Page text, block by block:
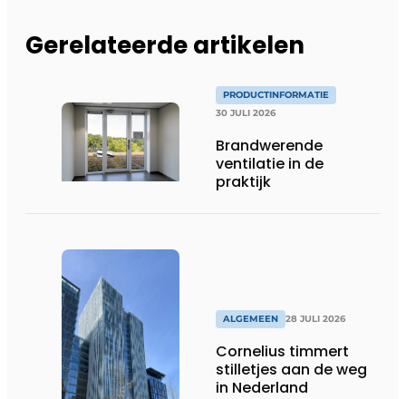
Gerelateerde artikelen
PRODUCTINFORMATIE
30 JULI 2026
Brandwerende
ventilatie in de
praktijk
ALGEMEEN 28 JULI 2026
Cornelius timmert
stilletjes aan de weg
in Nederland